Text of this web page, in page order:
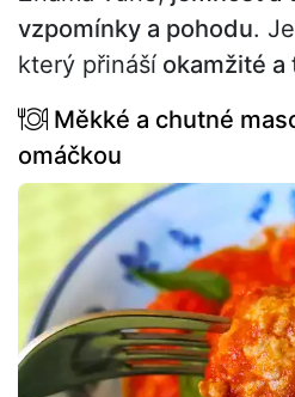
vzpomínky a pohodu.
který přináší okamžité a
Měkké a chutné
omáčkou